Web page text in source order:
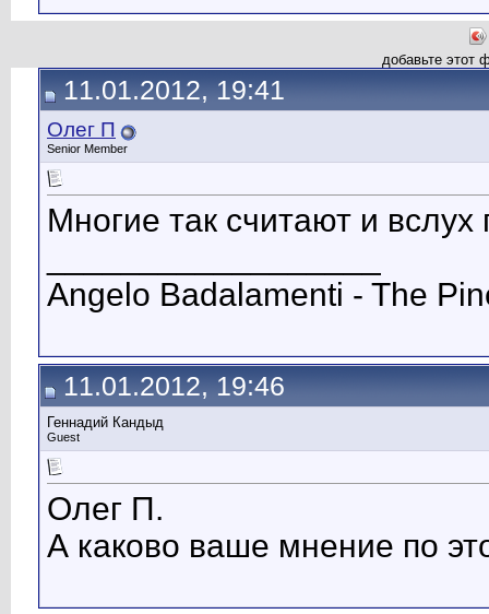
добавьте этот
11.01.2012, 19:41
Олег П
Senior Member
Многие так считают и вслух
Angelo Badalamenti - The
11.01.2012, 19:46
Геннадий Кандыд
Guest
Олег П.
А каково ваше мнение по